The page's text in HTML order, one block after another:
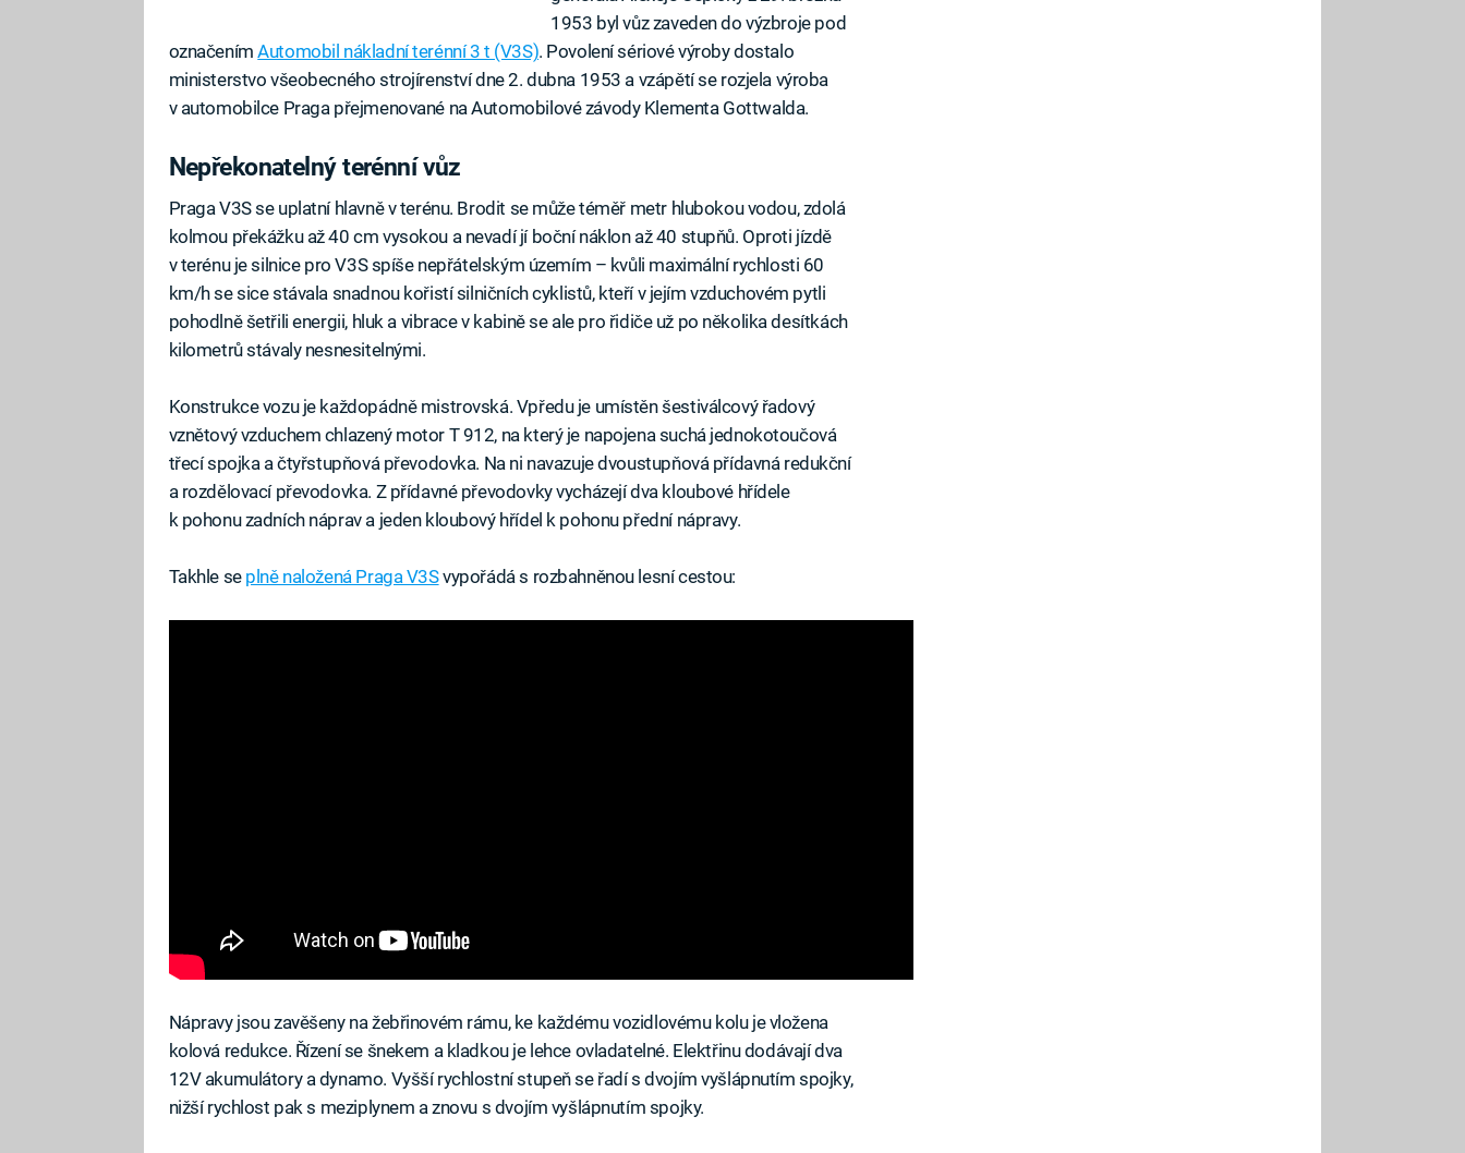
1953 byl vůz zaveden do výzbroje pod
označenímAutomobil nákladní terénní 3 t (V3S). Povolení sériové výroby dostalo
ministerstvo všeobecného strojírenství dne 2. dubna 1953 a vzápětí se rozjela výroba
v automobilce Praga přejmenované na Automobilové závody Klementa Gottwalda.
Nepřekonatelný terénní vůz
Praga V3S se uplatní hlavně v terénu. Brodit se může téměř metr hlubokou vodou, zdolá
kolmou překážku až 40 cm vysokou a nevadí jí boční náklon až 40 stupňů. Oproti jízdě
v terénu je silnice pro V3S spíše nepřátelským územím – kvůli maximální rychlosti 60
km/h se sice stávala snadnou kořistí silničních cyklistů, kteří v jejím vzduchovém pytli
pohodlně šetřili energii, hluk a vibrace v kabině se ale pro řidiče už po několika desítkách
kilometrů stávaly nesnesitelnými.
Konstrukce vozu je každopádně mistrovská. Vpředu je umístěn šestiválcový řadový
vznětový vzduchem chlazený motor T 912, na který je napojena suchá jednokotoučová
třecí spojka a čtyřstupňová převodovka. Na ni navazuje dvoustupňová přídavná redukční
a rozdělovací převodovka. Z přídavné převodovky vycházejí dva kloubové hřídele
k pohonu zadních náprav a jeden kloubový hřídel k pohonu přední nápravy.
Takhle se plně naložená Praga V3Svypořádá s rozbahněnou lesní cestou:
Nápravy jsou zavěšeny na žebřinovém rámu, ke každému vozidlovému kolu je vložena
kolová redukce. Řízení se šnekem a kladkou je lehce ovladatelné. Elektřinu dodávají dva
12V akumulátory a dynamo. Vyšší rychlostní stupeň se řadí s dvojím vyšlápnutím spojky,
nižší rychlost pak s meziplynem a znovu s dvojím vyšlápnutím spojky.